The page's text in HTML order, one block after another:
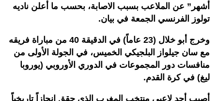
أشهر” عن الملاعب بسبب الاصابة، بحسب ما أعلن ناديه
تولوز الفرنسي الجمعة في بيان.
وخرج أبو خلال (23 عاماً) في الدقيقة 40 من مباراة فريقه
مع سان جيلواز البلجيكي الخميس، في الجولة الأولى من
منافسات دور المجموعات في الدوري الأوروبي (يوروبا
ليغ) في كرة القدم.
أصيب أحد لاعبي منتخب المغرب الذي حقق انجازاً تاريخياً